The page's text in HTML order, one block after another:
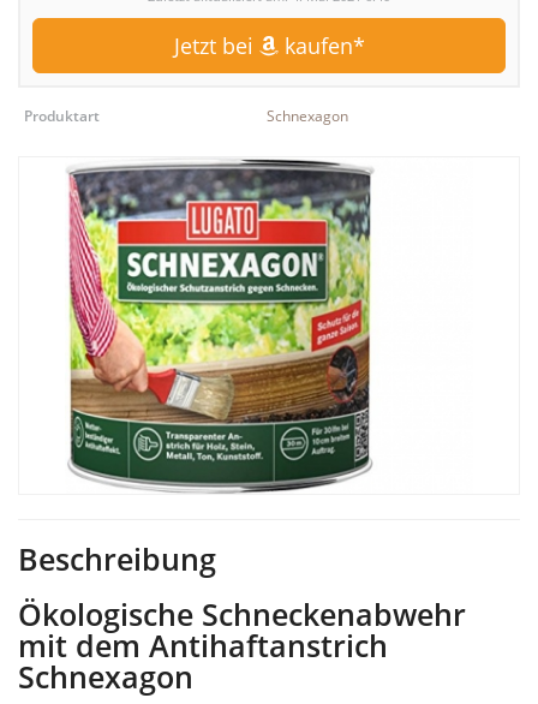
Jetzt bei kaufen*
Produktart Schnexagon
Beschreibung
Ökologische Schneckenabwehr
mit dem Antihaftanstrich
Schnexagon